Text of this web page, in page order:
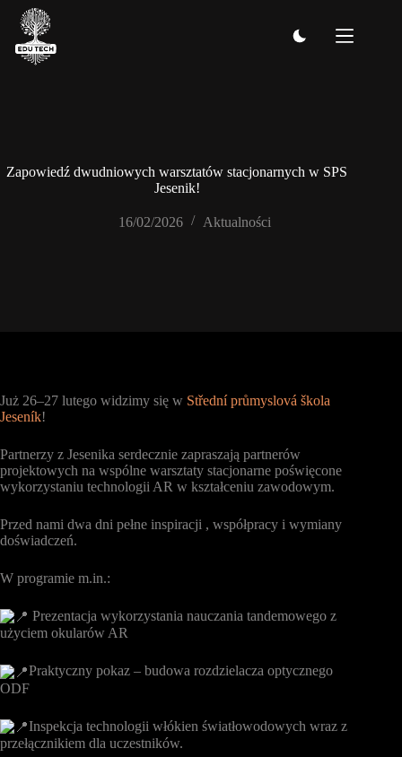
Przejdź
treści
Zapowiedź dwudniowych warsztatów stacjonarnych w SPS
Jesenik!
16/02/2026 Aktualności
Już 26–27 lutego widzimy się w Střední průmyslová škola
Jeseník!
Partnerzy z Jesenika serdecznie zapraszają partnerów
projektowych na wspólne warsztaty stacjonarne poświęcone
wykorzystaniu technologii AR w kształceniu zawodowym.
Przed nami dwa dni pełne inspiracji , współpracy i wymiany
doświadczeń.
W programie m.in.:
Prezentacja wykorzystania nauczania tandemowego z
użyciem okularów AR
Praktyczny pokaz – budowa rozdzielacza optycznego
ODF
Inspekcja technologii włókien światłowodowych wraz z
przełącznikiem dla uczestników.